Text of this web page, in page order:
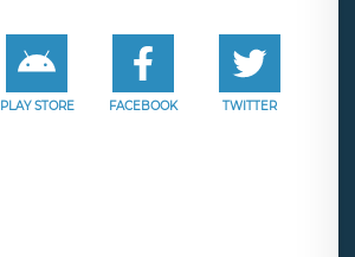
PLAY STORE FACEBOOK TWITTER